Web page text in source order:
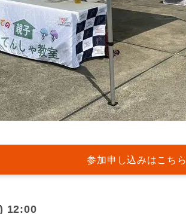
参加申し込みはこちら
12:00